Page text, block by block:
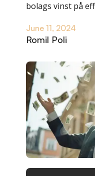
bolags vinst på
June 11, 2024
Romil Poli